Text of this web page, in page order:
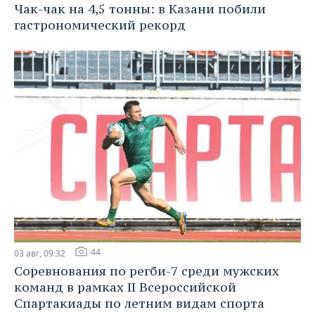
Чак-чак на 4,5 тонны: в Казани побили
гастрономический рекорд
03 авг, 09:32 44
Соревнования по регби-7 среди мужских
команд в рамках II Всероссийской
Спартакиады по летним видам спорта